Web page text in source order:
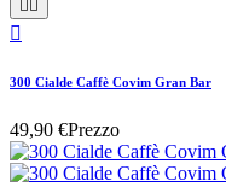

300 Cialde Caffè Covim Gran Bar
49,90 €Prezzo